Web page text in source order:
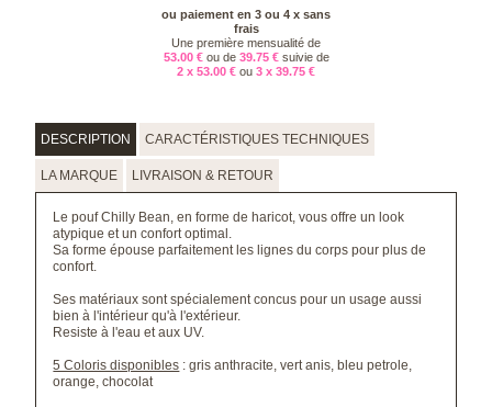
ou paiement en 3 ou 4 x sans
frais
Une première mensualité de
53.00 € ou de 39.75 € suivie de
2 x 53.00 € ou 3 x 39.75 €
DESCRIPTION CARACTÉRISTIQUES TECHNIQUES
LA MARQUE LIVRAISON & RETOUR
Le pouf Chilly Bean, en forme de haricot, vous offre un look
atypique et un confort optimal.
Sa forme épouse parfaitement les lignes du corps pour plus de
confort.
Ses matériaux sont spécialement concus pour un usage aussi
bien à l'intérieur qu'à l'extérieur.
Resiste à l'eau et aux UV.
5 Coloris disponibles : gris anthracite, vert anis, bleu petrole,
orange, chocolat